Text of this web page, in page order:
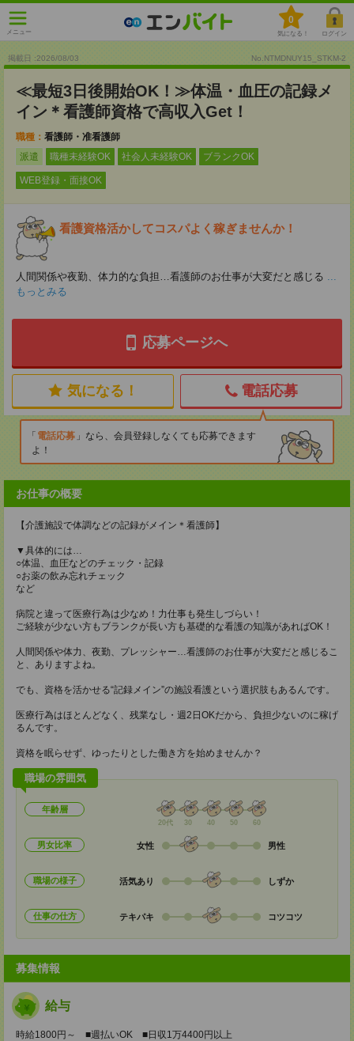
メニュー
0
気になる！ ログイン
掲載日 :2026/08/03 No.NTMDNUY15_STKM-2
≪最短3日後開始OK！≫体温・血圧の記録メ
イン＊看護師資格で高収入Get！
職種： 看護師・准看護師
派遣
職種未経験OK 社会人未経験OK ブランクOK
WEB登録・面接OK
看護資格活かしてコスパよく稼ぎませんか！
人間関係や夜勤、体力的な負担…看護師のお仕事が大変だと感じる ...
もっとみる
応募ページへ
気になる！ 電話応募
電話応募
なら、会員登録しなくても応募できます
よ！
お仕事の概要
【介護施設で体調などの記録がメイン＊看護師】
▼具体的には…
○体温、血圧などのチェック・記録
○お薬の飲み忘れチェック
など
病院と違って医療行為は少なめ！力仕事も発生しづらい！
ご経験が少ない方もブランクが長い方も基礎的な看護の知識があればOK！
人間関係や体力、夜勤、プレッシャー…看護師のお仕事が大変だと感じるこ
と、ありますよね。
でも、資格を活かせる“記録メイン”の施設看護という選択肢もあるんです。
医療行為はほとんどなく、残業なし・週2日OKだから、負担少ないのに稼げ
るんです。
資格を眠らせず、ゆったりとした働き方を始めませんか？
職場の雰囲気
年齢層
20代 30 40 50 60
男女比率 女性 男性
職場の様子 活気あり しずか
仕事の仕方 テキパキ コツコツ
募集情報
給与
時給1800円～ ■週払いOK ■日収1万4400円以上